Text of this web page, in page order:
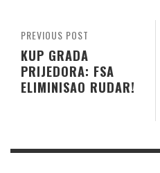
PREVIOUS POST
KUP GRADA
PRIJEDORA: FSA
ELIMINISAO RUDAR!